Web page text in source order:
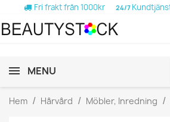
Fri frakt från 1000kr 24/7
MENU
Hem Hårvård Möbler, Inredning